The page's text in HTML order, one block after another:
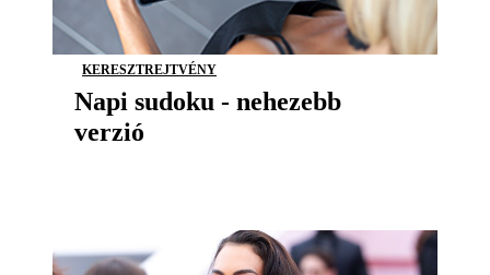
KERESZTREJTVÉNY
Napi sudoku - nehezebb
verzió